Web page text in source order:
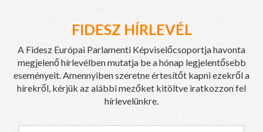
FIDESZ HÍRLEVÉL
A Fidesz Európai Parlamenti Képviselőcsoportja havonta
megjelenő hírlevélben mutatja be a hónap legjelentősebb
eseményeit. Amennyiben szeretne értesítőt kapni ezekről a
hírekről, kérjük az alábbi mezőket kitöltve iratkozzon fel
hírlevelünkre.